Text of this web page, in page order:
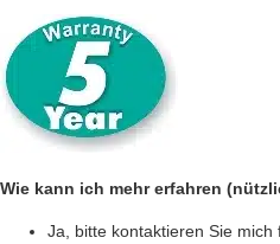
Wie kann ich mehr erfahren
Ja, bitte kontaktieren Sie